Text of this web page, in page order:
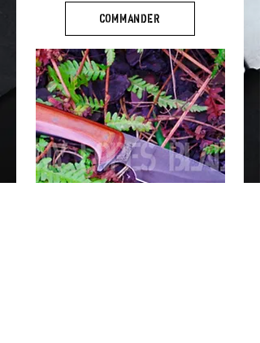
COMMANDER